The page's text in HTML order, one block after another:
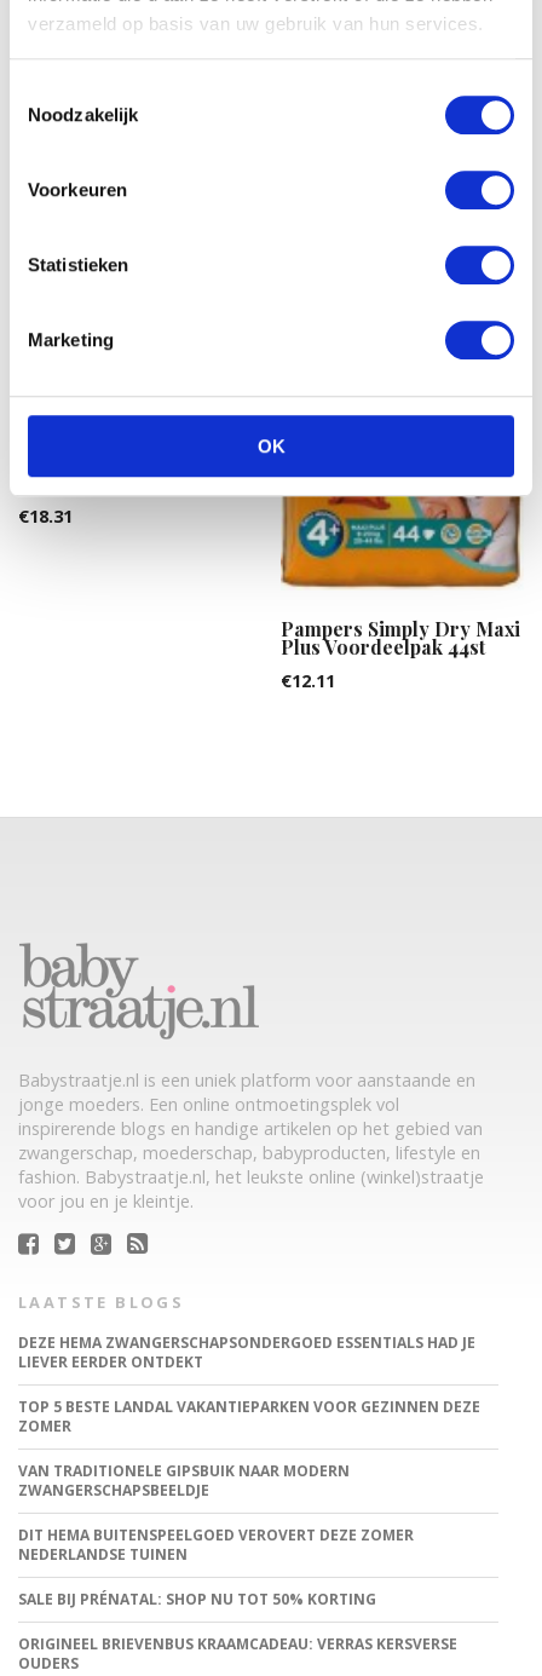
verzameld op basis van uw gebruik van hun services.
Noodzakelijk
Voorkeuren
Statistieken
Marketing
OK
12.11
5.00
uit 5
50ST
€18.31
Pampers Simply Dry Maxi
Plus Voordeelpak 44st
€12.11
Babystraatje.nl is een uniek platform voor aanstaande en
jonge moeders. Een online ontmoetingsplek vol
inspirerende blogs en handige artikelen op het gebied van
zwangerschap, moederschap, babyproducten, lifestyle en
fashion. Babystraatje.nl, het leukste online (winkel)straatje
voor jou en je kleintje.
LAATSTE BLOGS
DEZE HEMA ZWANGERSCHAPSONDERGOED ESSENTIALS HAD JE
LIEVER EERDER ONTDEKT
TOP 5 BESTE LANDAL VAKANTIEPARKEN VOOR GEZINNEN DEZE
ZOMER
VAN TRADITIONELE GIPSBUIK NAAR MODERN
ZWANGERSCHAPSBEELDJE
DIT HEMA BUITENSPEELGOED VEROVERT DEZE ZOMER
NEDERLANDSE TUINEN
SALE BIJ PRÉNATAL: SHOP NU TOT 50% KORTING
ORIGINEEL BRIEVENBUS KRAAMCADEAU: VERRAS KERSVERSE
OUDERS